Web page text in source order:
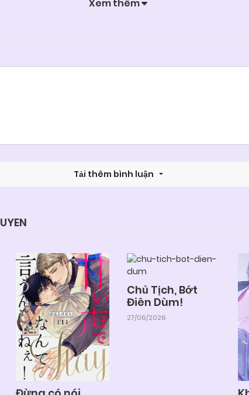
Xem thêm
Tải thêm bình luận
Chủ Tịch, Bớt
Điên Dùm!
27/06/2026